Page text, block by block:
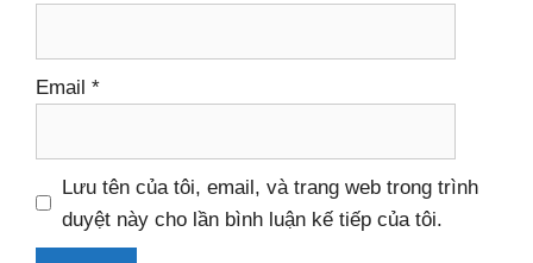
Email *
Lưu tên của tôi, email, và trang web trong trình
duyệt này cho lần bình luận kế tiếp của tôi.